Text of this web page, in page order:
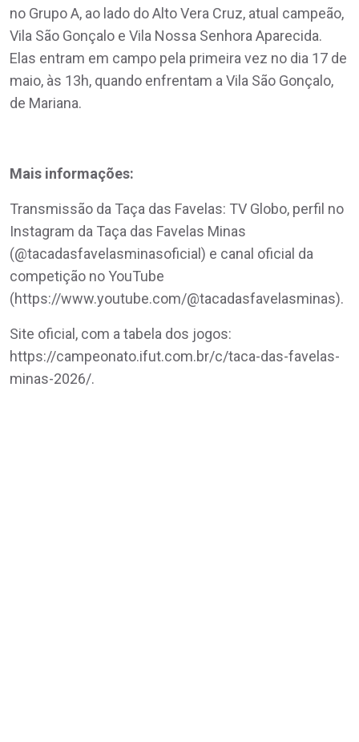
no Grupo A, ao lado do Alto Vera Cruz, atual campeão,
Vila São Gonçalo e Vila Nossa Senhora Aparecida.
Elas entram em campo pela primeira vez no dia 17 de
maio, às 13h, quando enfrentam a Vila São Gonçalo,
de Mariana.
Mais informações:
Transmissão da Taça das Favelas: TV Globo, perfil no
Instagram da Taça das Favelas Minas
(@tacadasfavelasminasoficial) e canal oficial da
competição no YouTube
(https://www.youtube.com/@tacadasfavelasminas).
Site oficial, com a tabela dos jogos:
https://campeonato.ifut.com.br/c/taca-das-favelas-
minas-2026/.